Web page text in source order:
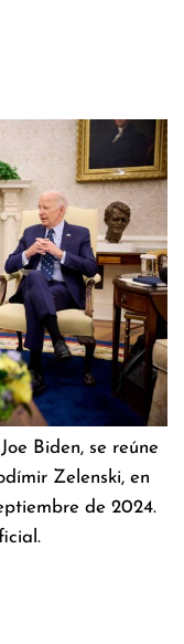
Biden, se reúne
Zelenski, en
de 2024.